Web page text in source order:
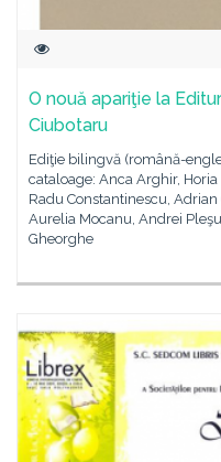
O nouă apariţie la
Ciubotaru
Ediţie bilingvă (română-
cataloage: Anca Arghir,
Radu Constantinescu,
Aurelia Mocanu, Andrei
Gheorghe